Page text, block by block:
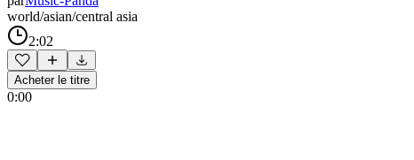
world/asian/central asia
2:02
Acheter le titre
0:00